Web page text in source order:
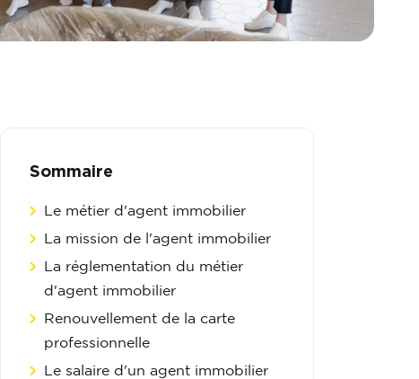
Sommaire
Le métier d'agent immobilier
La mission de l'agent immobilier
La réglementation du métier
d'agent immobilier
Renouvellement de la carte
professionnelle
Le salaire d'un agent immobilier